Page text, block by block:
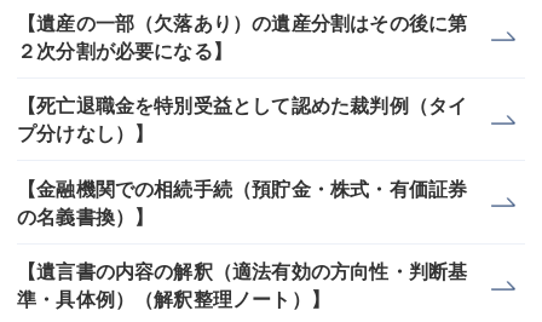
【遺産の一部（欠落あり）の遺産分割はその後に第
２次分割が必要になる】
【死亡退職金を特別受益として認めた裁判例（タイ
プ分けなし）】
【金融機関での相続手続（預貯金・株式・有価証券
の名義書換）】
【遺言書の内容の解釈（適法有効の方向性・判断基
準・具体例）（解釈整理ノート）】